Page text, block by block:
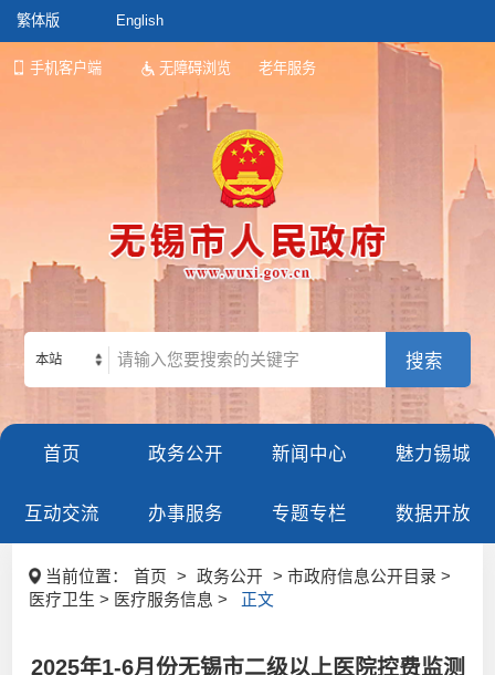
繁体版 English
手机客户端 无障碍浏览 老年服务
本站
首页 政务公开 新闻中心 魅力锡城
互动交流 办事服务 专题专栏 数据开放
当前位置： 首页 > 政务公开
> 市政府信息公开目录 >
医疗卫生 > 医疗服务信息 >
正文
2025年1-6月份无锡市二级以上医院控费监测